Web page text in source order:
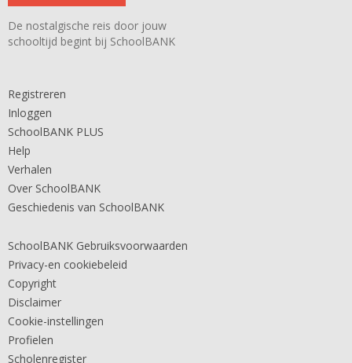
De nostalgische reis door jouw
schooltijd begint bij SchoolBANK
Registreren
Inloggen
SchoolBANK PLUS
Help
Verhalen
Over SchoolBANK
Geschiedenis van SchoolBANK
SchoolBANK Gebruiksvoorwaarden
Privacy-en cookiebeleid
Copyright
Disclaimer
Cookie-instellingen
Profielen
Scholenregister